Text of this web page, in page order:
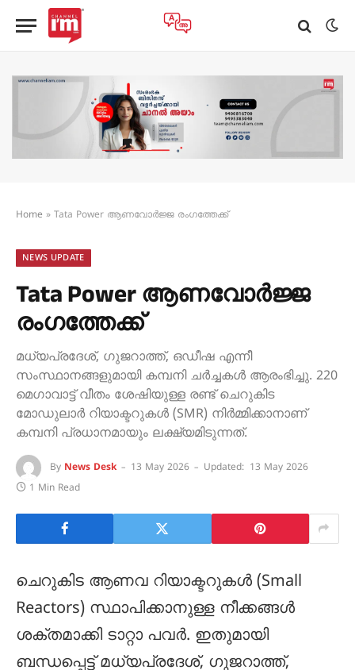
Home » Tata Power ആണവോർജ്ജ രംഗത്തേക്ക്
NEWS UPDATE
Tata Power ആണവോർജ്ജ
രംഗത്തേക്ക്
മധ്യപ്രദേശ്, ഗുജറാത്ത്, ഒഡീഷ എന്നീ
സംസ്ഥാനങ്ങളുമായി കമ്പനി ചർച്ചകൾ ആരംഭിച്ചു. 220
മെഗാവാട്ട് വീതം ശേഷിയുള്ള രണ്ട് ചെറുകിട
മോഡുലാർ റിയാക്ടറുകൾ (SMR) നിർമ്മിക്കാനാണ്
കമ്പനി പ്രധാനമായും ലക്ഷ്യമിടുന്നത്.
By News Desk 13 May 2026 Updated: 13 May 2026
1 Min Read
ചെറുകിട ആണവ റിയാക്ടറുകൾ (Small
Reactors) സ്ഥാപിക്കാനുള്ള നീക്കങ്ങൾ
ശക്തമാക്കി ടാറ്റാ പവർ. ഇതുമായി
ബന്ധപ്പെട്ട് മധ്യപ്രദേശ്, ഗുജറാത്ത്,